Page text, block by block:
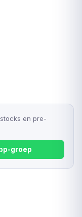
en pre-
groep